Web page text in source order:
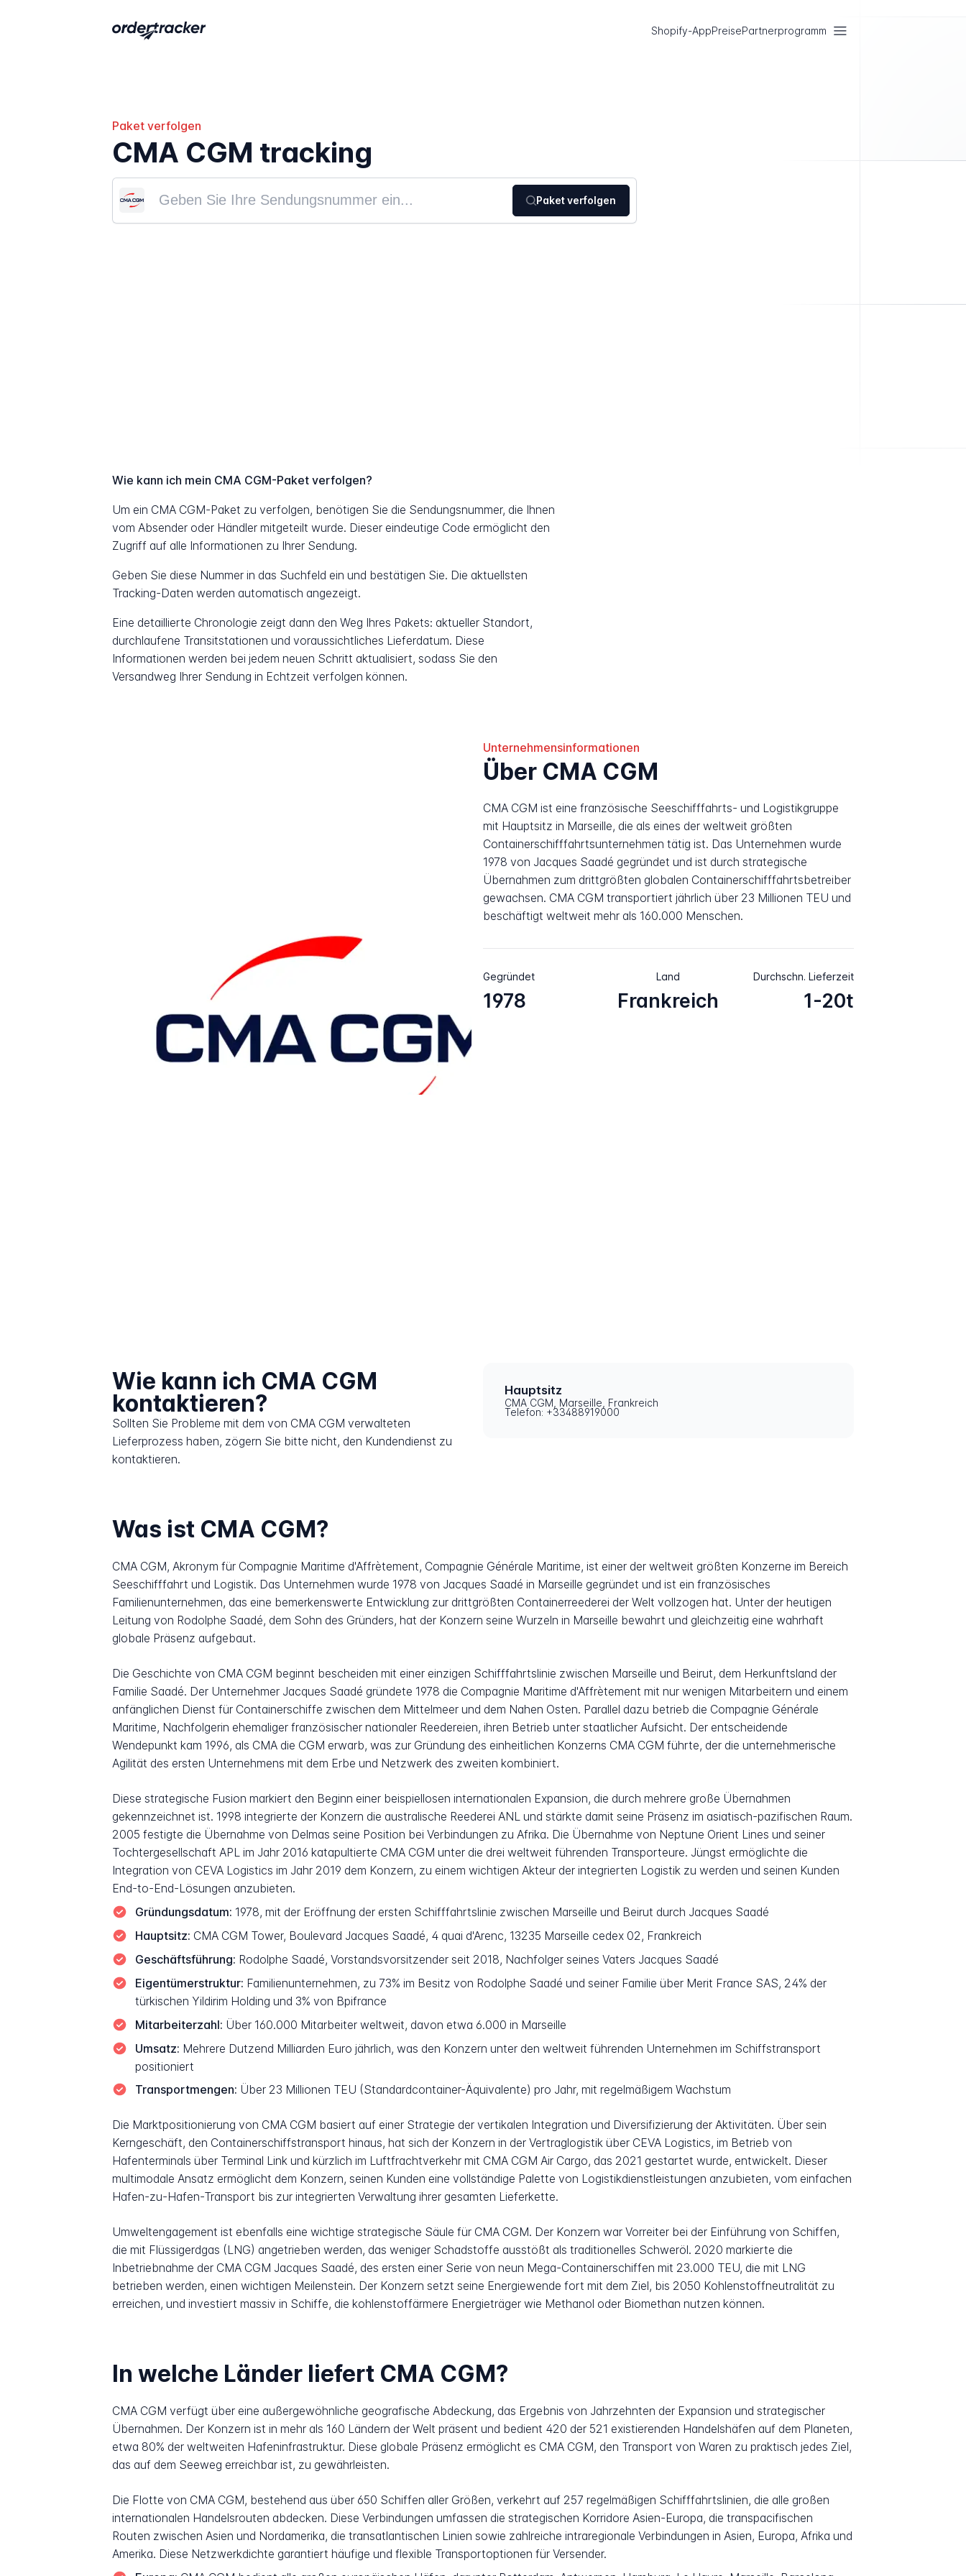
Shopify-AppPreisePartnerprogramm
Paket verfolgen
CMA CGM tracking
Paket verfolgen
Wie kann ich mein CMA CGM-Paket verfolgen?
Um ein CMA CGM-Paket zu verfolgen, benötigen Sie die Sendungsnummer, die Ihnen
vom Absender oder Händler mitgeteilt wurde. Dieser eindeutige Code ermöglicht den
Zugriff auf alle Informationen zu Ihrer Sendung.
Geben Sie diese Nummer in das Suchfeld ein und bestätigen Sie. Die aktuellsten
Tracking-Daten werden automatisch angezeigt.
Eine detaillierte Chronologie zeigt dann den Weg Ihres Pakets: aktueller Standort,
durchlaufene Transitstationen und voraussichtliches Lieferdatum. Diese
Informationen werden bei jedem neuen Schritt aktualisiert, sodass Sie den
Versandweg Ihrer Sendung in Echtzeit verfolgen können.
Unternehmensinformationen
Über CMA CGM
CMA CGM ist eine französische Seeschifffahrts- und Logistikgruppe
mit Hauptsitz in Marseille, die als eines der weltweit größten
Containerschifffahrtsunternehmen tätig ist. Das Unternehmen wurde
1978 von Jacques Saadé gegründet und ist durch strategische
Übernahmen zum drittgrößten globalen Containerschifffahrtsbetreiber
gewachsen. CMA CGM transportiert jährlich über 23 Millionen TEU und
beschäftigt weltweit mehr als 160.000 Menschen.
Gegründet
1978
Land
Frankreich
Durchschn. Lieferzeit
1-20t
Wie kann ich CMA CGM
kontaktieren?
Sollten Sie Probleme mit dem von CMA CGM verwalteten
Lieferprozess haben, zögern Sie bitte nicht, den Kundendienst zu
kontaktieren.
Hauptsitz
CMA CGM, Marseille, Frankreich
Telefon: +33488919000
Was ist CMA CGM?
CMA CGM, Akronym für Compagnie Maritime d'Affrètement, Compagnie Générale Maritime, ist einer der weltweit größten Konzerne im Bereich
Seeschifffahrt und Logistik. Das Unternehmen wurde 1978 von Jacques Saadé in Marseille gegründet und ist ein französisches
Familienunternehmen, das eine bemerkenswerte Entwicklung zur drittgrößten Containerreederei der Welt vollzogen hat. Unter der heutigen
Leitung von Rodolphe Saadé, dem Sohn des Gründers, hat der Konzern seine Wurzeln in Marseille bewahrt und gleichzeitig eine wahrhaft
globale Präsenz aufgebaut.
Die Geschichte von CMA CGM beginnt bescheiden mit einer einzigen Schifffahrtslinie zwischen Marseille und Beirut, dem Herkunftsland der
Familie Saadé. Der Unternehmer Jacques Saadé gründete 1978 die Compagnie Maritime d'Affrètement mit nur wenigen Mitarbeitern und einem
anfänglichen Dienst für Containerschiffe zwischen dem Mittelmeer und dem Nahen Osten. Parallel dazu betrieb die Compagnie Générale
Maritime, Nachfolgerin ehemaliger französischer nationaler Reedereien, ihren Betrieb unter staatlicher Aufsicht. Der entscheidende
Wendepunkt kam 1996, als CMA die CGM erwarb, was zur Gründung des einheitlichen Konzerns CMA CGM führte, der die unternehmerische
Agilität des ersten Unternehmens mit dem Erbe und Netzwerk des zweiten kombiniert.
Diese strategische Fusion markiert den Beginn einer beispiellosen internationalen Expansion, die durch mehrere große Übernahmen
gekennzeichnet ist. 1998 integrierte der Konzern die australische Reederei ANL und stärkte damit seine Präsenz im asiatisch-pazifischen Raum.
2005 festigte die Übernahme von Delmas seine Position bei Verbindungen zu Afrika. Die Übernahme von Neptune Orient Lines und seiner
Tochtergesellschaft APL im Jahr 2016 katapultierte CMA CGM unter die drei weltweit führenden Transporteure. Jüngst ermöglichte die
Integration von CEVA Logistics im Jahr 2019 dem Konzern, zu einem wichtigen Akteur der integrierten Logistik zu werden und seinen Kunden
End-to-End-Lösungen anzubieten.
Gründungsdatum: 1978, mit der Eröffnung der ersten Schifffahrtslinie zwischen Marseille und Beirut durch Jacques Saadé
Hauptsitz: CMA CGM Tower, Boulevard Jacques Saadé, 4 quai d'Arenc, 13235 Marseille cedex 02, Frankreich
Geschäftsführung: Rodolphe Saadé, Vorstandsvorsitzender seit 2018, Nachfolger seines Vaters Jacques Saadé
Eigentümerstruktur: Familienunternehmen, zu 73% im Besitz von Rodolphe Saadé und seiner Familie über Merit France SAS, 24% der
türkischen Yildirim Holding und 3% von Bpifrance
Mitarbeiterzahl: Über 160.000 Mitarbeiter weltweit, davon etwa 6.000 in Marseille
Umsatz: Mehrere Dutzend Milliarden Euro jährlich, was den Konzern unter den weltweit führenden Unternehmen im Schiffstransport
positioniert
Transportmengen: Über 23 Millionen TEU (Standardcontainer-Äquivalente) pro Jahr, mit regelmäßigem Wachstum
Die Marktpositionierung von CMA CGM basiert auf einer Strategie der vertikalen Integration und Diversifizierung der Aktivitäten. Über sein
Kerngeschäft, den Containerschiffstransport hinaus, hat sich der Konzern in der Vertraglogistik über CEVA Logistics, im Betrieb von
Hafenterminals über Terminal Link und kürzlich im Luftfrachtverkehr mit CMA CGM Air Cargo, das 2021 gestartet wurde, entwickelt. Dieser
multimodale Ansatz ermöglicht dem Konzern, seinen Kunden eine vollständige Palette von Logistikdienstleistungen anzubieten, vom einfachen
Hafen-zu-Hafen-Transport bis zur integrierten Verwaltung ihrer gesamten Lieferkette.
Umweltengagement ist ebenfalls eine wichtige strategische Säule für CMA CGM. Der Konzern war Vorreiter bei der Einführung von Schiffen,
die mit Flüssigerdgas (LNG) angetrieben werden, das weniger Schadstoffe ausstößt als traditionelles Schweröl. 2020 markierte die
Inbetriebnahme der CMA CGM Jacques Saadé, des ersten einer Serie von neun Mega-Containerschiffen mit 23.000 TEU, die mit LNG
betrieben werden, einen wichtigen Meilenstein. Der Konzern setzt seine Energiewende fort mit dem Ziel, bis 2050 Kohlenstoffneutralität zu
erreichen, und investiert massiv in Schiffe, die kohlenstoffärmere Energieträger wie Methanol oder Biomethan nutzen können.
In welche Länder liefert CMA CGM?
CMA CGM verfügt über eine außergewöhnliche geografische Abdeckung, das Ergebnis von Jahrzehnten der Expansion und strategischer
Übernahmen. Der Konzern ist in mehr als 160 Ländern der Welt präsent und bedient 420 der 521 existierenden Handelshäfen auf dem Planeten,
etwa 80% der weltweiten Hafeninfrastruktur. Diese globale Präsenz ermöglicht es CMA CGM, den Transport von Waren zu praktisch jedes Ziel,
das auf dem Seeweg erreichbar ist, zu gewährleisten.
Die Flotte von CMA CGM, bestehend aus über 650 Schiffen aller Größen, verkehrt auf 257 regelmäßigen Schifffahrtslinien, die alle großen
internationalen Handelsrouten abdecken. Diese Verbindungen umfassen die strategischen Korridore Asien-Europa, die transpacifischen
Routen zwischen Asien und Nordamerika, die transatlantischen Linien sowie zahlreiche intraregionale Verbindungen in Asien, Europa, Afrika und
Amerika. Diese Netzwerkdichte garantiert häufige und flexible Transportoptionen für Versender.